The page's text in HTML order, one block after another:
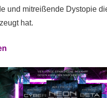
und mitreißende Dystopie
hat.